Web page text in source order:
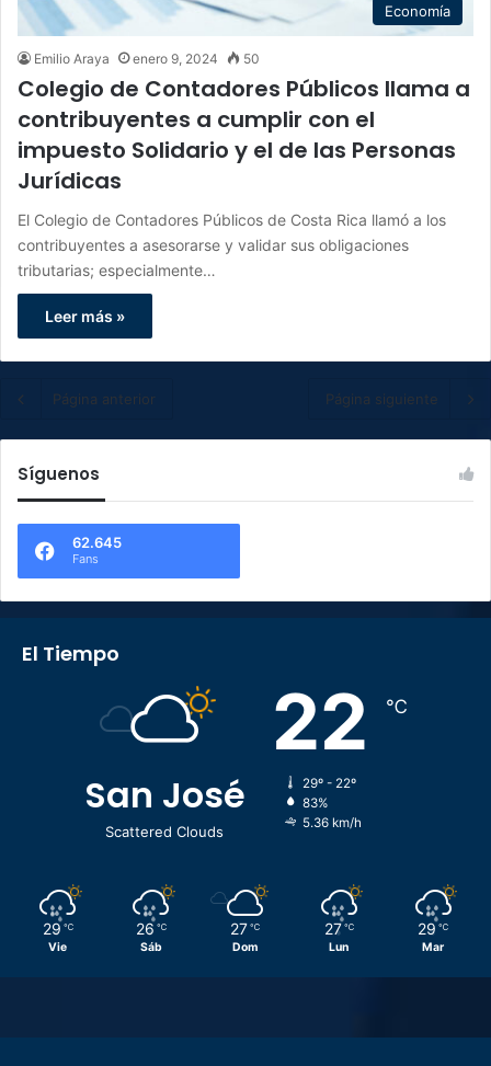
Economía
Emilio Araya enero 9, 2024 50
Colegio de Contadores Públicos llama a
contribuyentes a cumplir con el
impuesto Solidario y el de las Personas
Jurídicas
El Colegio de Contadores Públicos de Costa Rica llamó a los
contribuyentes a asesorarse y validar sus obligaciones
tributarias; especialmente…
Leer más »
Página anterior Página siguiente
Síguenos
62.645
Fans
El Tiempo
San José
Scattered Clouds
22 ℃
29º - 22º
83%
5.36 km/h
29 ℃
Vie
26 ℃
Sáb
27 ℃
Dom
27 ℃
Lun
29 ℃
Mar